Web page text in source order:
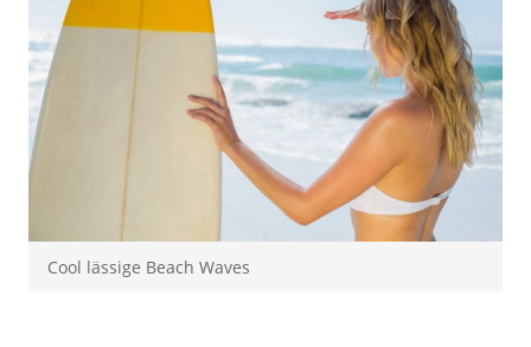
Cool lässige Beach Waves